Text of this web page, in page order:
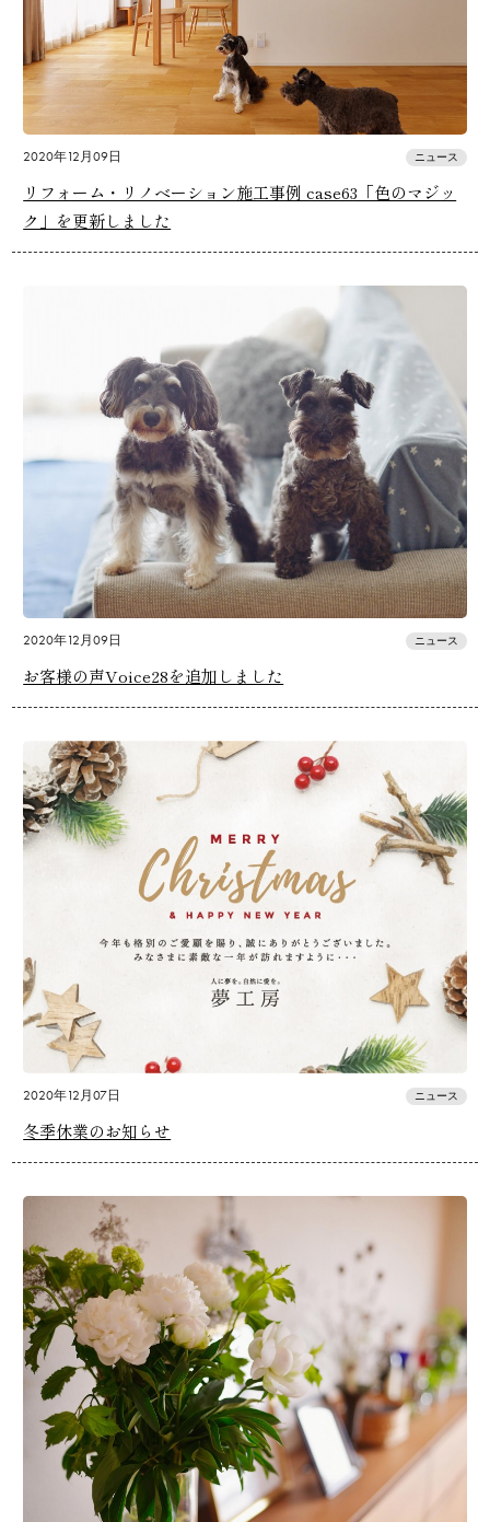
2020年12月09日 ニュース
リフォーム・リノベーション施工事例 case63「色のマジッ
ク」を更新しました
2020年12月09日 ニュース
お客様の声Voice28を追加しました
2020年12月07日 ニュース
冬季休業のお知らせ